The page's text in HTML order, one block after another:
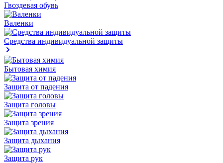
Гвоздевая обувь
Валенки
Средства индивидуальной защиты
Бытовая химия
Защита от падения
Защита головы
Защита зрения
Защита дыхания
Защита рук